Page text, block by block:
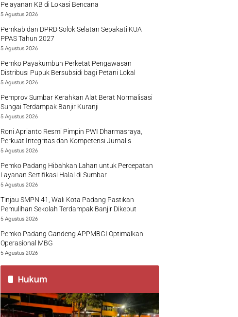
Pelayanan KB di Lokasi Bencana
5 Agustus 2026
Pemkab dan DPRD Solok Selatan Sepakati KUA
PPAS Tahun 2027
5 Agustus 2026
Pemko Payakumbuh Perketat Pengawasan
Distribusi Pupuk Bersubsidi bagi Petani Lokal
5 Agustus 2026
Pemprov Sumbar Kerahkan Alat Berat Normalisasi
Sungai Terdampak Banjir Kuranji
5 Agustus 2026
Roni Aprianto Resmi Pimpin PWI Dharmasraya,
Perkuat Integritas dan Kompetensi Jurnalis
5 Agustus 2026
Pemko Padang Hibahkan Lahan untuk Percepatan
Layanan Sertifikasi Halal di Sumbar
5 Agustus 2026
Tinjau SMPN 41, Wali Kota Padang Pastikan
Pemulihan Sekolah Terdampak Banjir Dikebut
5 Agustus 2026
Pemko Padang Gandeng APPMBGI Optimalkan
Operasional MBG
5 Agustus 2026
Hukum